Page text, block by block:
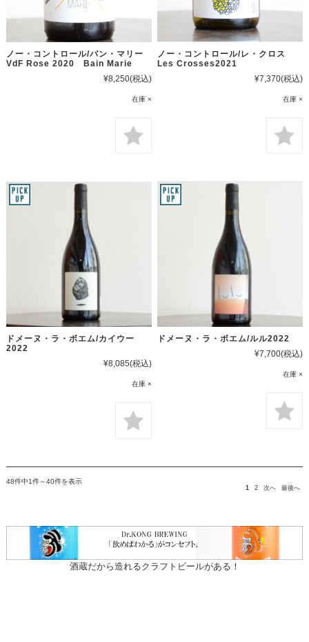
ノー・コントロール/バン・マリー
VdF Rose 2020 Bain Marie
¥8,250(税込)
在庫 ×
ノー・コントロール/レ・クロス
Les Crosses2021
¥7,370(税込)
在庫 ×
ドメーヌ・ラ・ボエム/カイウー
2022
¥8,085(税込)
在庫 ×
ドメーヌ・ラ・ボエム/ルル2022
¥7,700(税込)
在庫 ×
48件中1件～40件を表示
1 2 次へ 最後へ
酒蔵だから造れるクラフトビールがある！